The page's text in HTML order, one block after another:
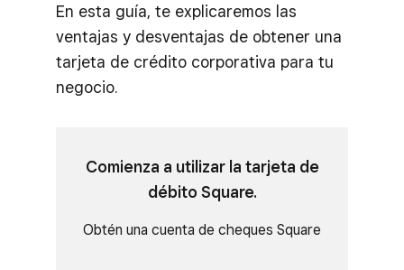
En esta guía, te explicaremos las
ventajas y desventajas de obtener una
tarjeta de crédito corporativa para tu
negocio.
Comienza a utilizar la tarjeta de
débito Square.
Obtén una cuenta de cheques Square